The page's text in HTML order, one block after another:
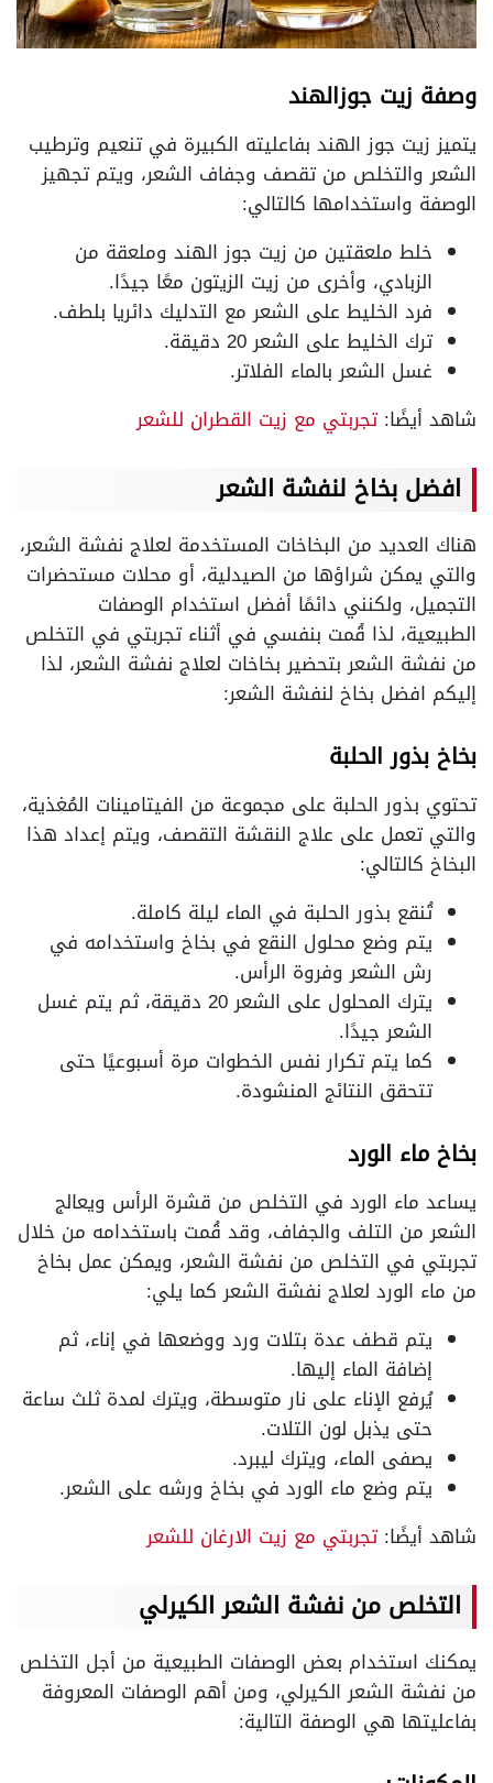
وصفة زيت جوزالهند
يتميز زيت جوز الهند بفاعليته الكبيرة في تنعيم وترطيب
الشعر والتخلص من تقصف وجفاف الشعر، ويتم تجهيز
الوصفة واستخدامها كالتالي:
خلط ملعقتين من زيت جوز الهند وملعقة من
الزبادي، وأخرى من زيت الزيتون معًا جيدًا.
فرد الخليط على الشعر مع التدليك دائريا بلطف.
ترك الخليط على الشعر 20 دقيقة.
غسل الشعر بالماء الفلاتر.
شاهد أيضًا:تجربتي مع زيت القطران للشعر
افضل بخاخ لنفشة الشعر
هناك العديد من البخاخات المستخدمة لعلاج نفشة الشعر،
والتي يمكن شراؤها من الصيدلية، أو محلات مستحضرات
التجميل، ولكنني دائمًا أفضل استخدام الوصفات
الطبيعية، لذا قُمت بنفسي في أثناء تجربتي في التخلص
من نفشة الشعر بتحضير بخاخات لعلاج نفشة الشعر، لذا
إليكم افضل بخاخ لنفشة الشعر:
بخاخ بذور الحلبة
تحتوي بذور الحلبة على مجموعة من الفيتامينات المُغذية،
والتي تعمل على علاج النقشة التقصف، ويتم إعداد هذا
البخاخ كالتالي:
تُنقع بذور الحلبة في الماء ليلة كاملة.
يتم وضع محلول النقع في بخاخ واستخدامه في
رش الشعر وفروة الرأس.
يترك المحلول على الشعر 20 دقيقة، ثم يتم غسل
الشعر جيدًا.
كما يتم تكرار نفس الخطوات مرة أسبوعيًا حتى
تتحقق النتائج المنشودة.
بخاخ ماء الورد
يساعد ماء الورد في التخلص من قشرة الرأس ويعالج
الشعر من التلف والجفاف، وقد قُمت باستخدامه من خلال
تجربتي في التخلص من نفشة الشعر، ويمكن عمل بخاخ
من ماء الورد لعلاج نفشة الشعر كما يلي:
يتم قطف عدة بتلات ورد ووضعها في إناء، ثم
إضافة الماء إليها.
يُرفع الإناء على نار متوسطة، ويترك لمدة ثلث ساعة
حتى يذبل لون التلات.
يصفى الماء، ويترك ليبرد.
يتم وضع ماء الورد في بخاخ ورشه على الشعر.
شاهد أيضًا:تجربتي مع زيت الارغان للشعر
التخلص من نفشة الشعر الكيرلي
يمكنك استخدام بعض الوصفات الطبيعية من أجل التخلص
من نفشة الشعر الكيرلي، ومن أهم الوصفات المعروفة
بفاعليتها هي الوصفة التالية: